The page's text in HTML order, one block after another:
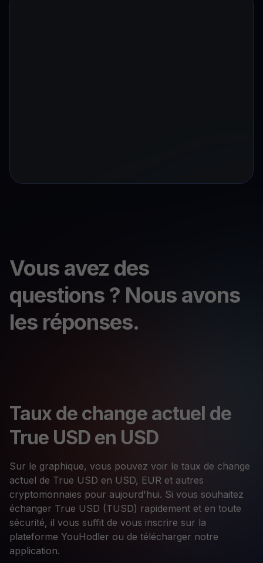
Vous avez des
questions ? Nous avons
les réponses.
Taux de change actuel de
True USD en USD
Sur le graphique, vous pouvez voir le taux de change
actuel de True USD en USD, EUR et autres
cryptomonnaies pour aujourd'hui. Si vous souhaitez
échanger True USD (TUSD) rapidement et en toute
sécurité, il vous suffit de vous inscrire sur la
plateforme YouHodler ou de télécharger notre
application.